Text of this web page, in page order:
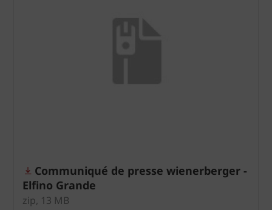
Communiqué de presse wienerberger -
Elfino Grande
zip, 13 MB